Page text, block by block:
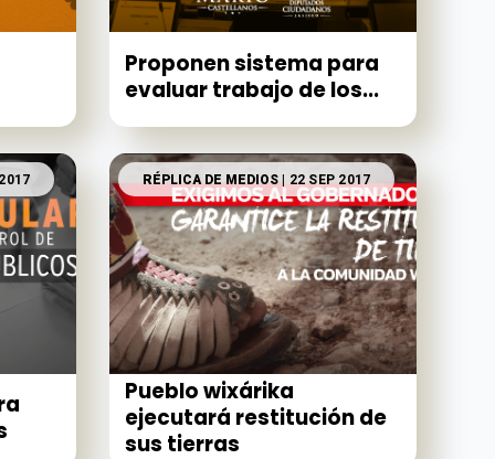
Proponen sistema para
evaluar trabajo de los...
RÉPLICA DE MEDIOS | 22 SEP 2017
Pueblo wixárika
ejecutará restitución de
sus tierras